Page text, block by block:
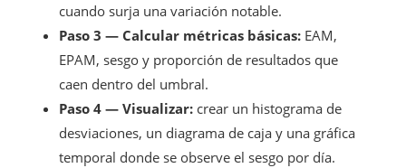
cuando surja una variación notable.
Paso 3 — Calcular métricas básicas: EAM,
EPAM, sesgo y proporción de resultados que
caen dentro del umbral.
Paso 4 — Visualizar: crear un histograma de
desviaciones, un diagrama de caja y una gráfica
temporal donde se observe el sesgo por día.